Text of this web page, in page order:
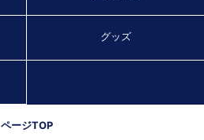
グッズ
ページTOP